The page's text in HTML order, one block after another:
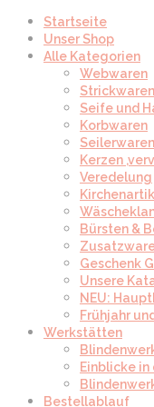
Startseite
Unser Shop
Alle Kategorien
Webwaren
Strickwaren
Seife und
Korbwaren
Seilerwaren
Kerzen
Veredelung
Bürsten &
Geschenk
Unsere
NEU:
Frühjahr
Werkstätten
Einblicke
Bestellablauf